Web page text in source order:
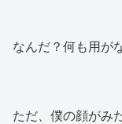
なんだ？何も用が
ただ、僕の顔がみ